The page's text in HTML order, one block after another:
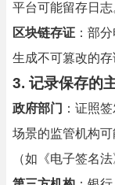
平台可能留存日志
区块链存证 ：部
生成不可篡改的存
3. 记录保存的
政府部门 ：证照
场景的监管机构
（如《电子签名